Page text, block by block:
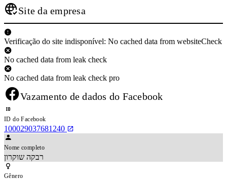
Site da empresa
Verificação do site indisponível: No cached data from websiteCheck
No cached data from leak check
No cached data from leak check pro
Vazamento de dados do Facebook
ID do Facebook
100029037681240
Nome completo
רבקה שוקרון
Gênero